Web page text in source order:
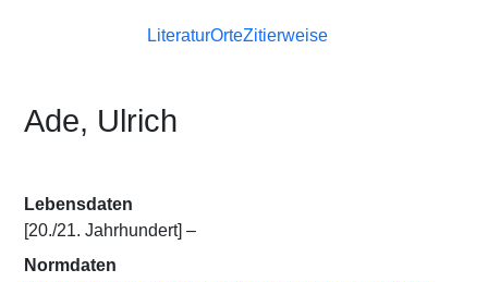
LiteraturOrteZitierweise
Ade, Ulrich
Lebensdaten
[20./21. Jahrhundert] –
Normdaten